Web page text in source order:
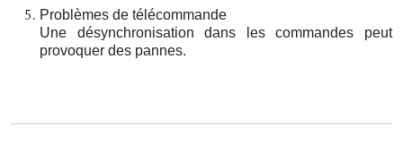
Problèmes de télécommande
Une désynchronisation dans les commandes peut
provoquer des pannes.